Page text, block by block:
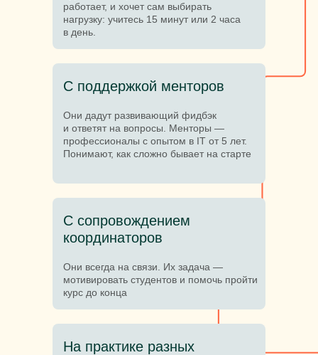
С сопровождением
координаторов
Они всегда на связи. Их задача —
мотивировать студентов и помочь пройти
курс до конца
работает, и хочет сам выбирать
нагрузку: учитесь 15 минут или 2 часа
в день.
На практике разных
С поддержкой менторов
Они дадут развивающий фидбэк
и ответят на вопросы. Менторы —
профессионалы с опытом в IT от 5 лет.
Понимают, как сложно бывает на старте